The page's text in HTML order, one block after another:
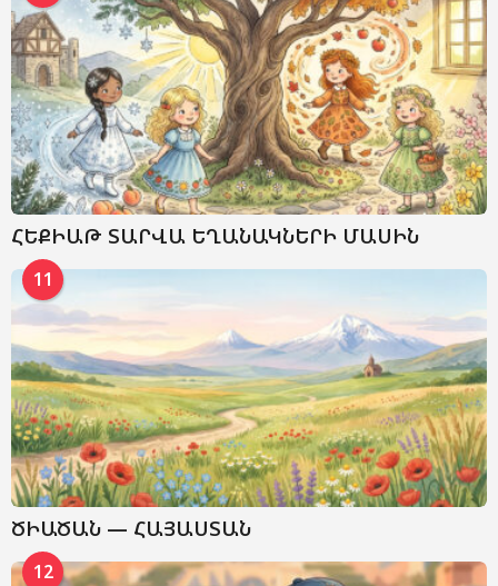
ՀԵՔԻԱԹ ՏԱՐՎԱ ԵՂԱՆԱԿՆԵՐԻ ՄԱՍԻՆ
11
ԾԻԱԾԱՆ — ՀԱՅԱՍՏԱՆ
12